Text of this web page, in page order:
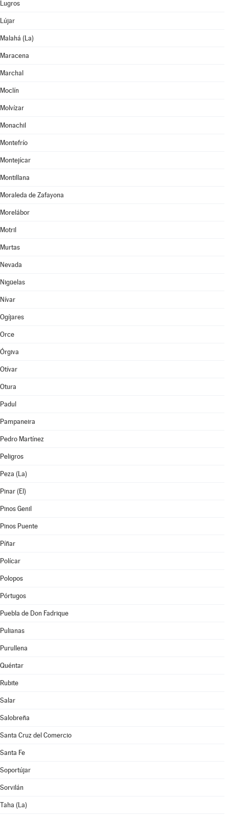
Lugros
Lújar
Malahá (La)
Maracena
Marchal
Moclín
Molvízar
Monachil
Montefrío
Montejícar
Montillana
Moraleda de Zafayona
Morelábor
Motril
Murtas
Nevada
Nigüelas
Nívar
Ogíjares
Orce
Órgiva
Otívar
Otura
Padul
Pampaneira
Pedro Martínez
Peligros
Peza (La)
Pinar (El)
Pinos Genil
Pinos Puente
Píñar
Polícar
Polopos
Pórtugos
Puebla de Don Fadrique
Pulianas
Purullena
Quéntar
Rubite
Salar
Salobreña
Santa Cruz del Comercio
Santa Fe
Soportújar
Sorvilán
Taha (La)